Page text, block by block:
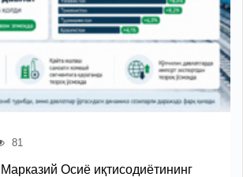
81
Осиё иқтисодиётининг